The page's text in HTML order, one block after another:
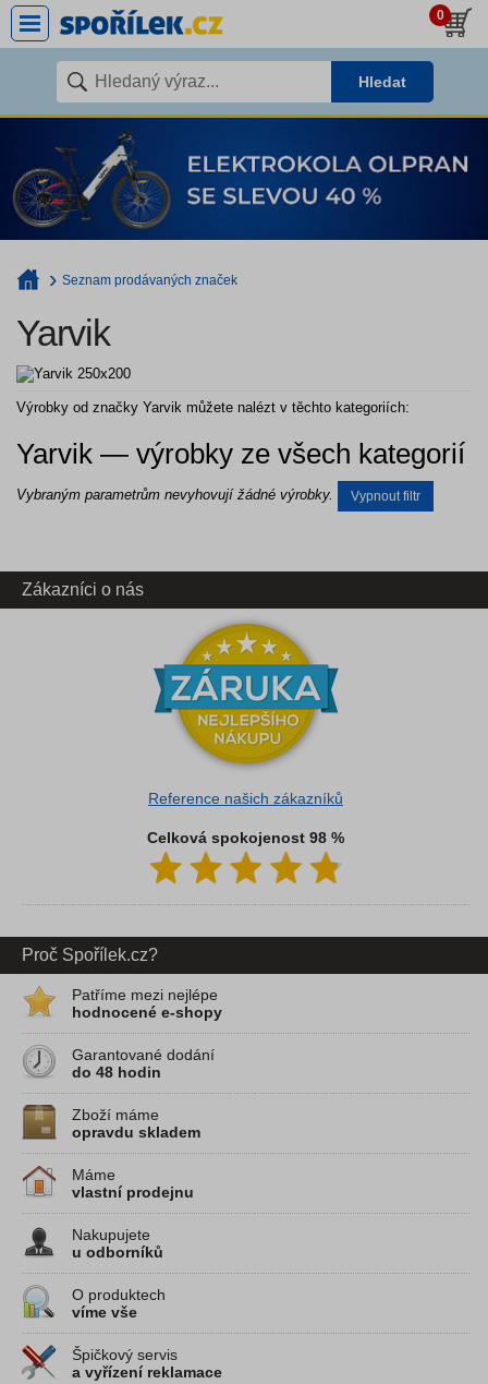
0
Hledat
Seznam prodávaných značek
Yarvik
Výrobky od značky Yarvik můžete nalézt v těchto kategoriích:
Yarvik — výrobky ze všech kategorií
Vybraným parametrům nevyhovují žádné výrobky. Vypnout filtr
Zákazníci o nás
Reference našich zákazníků
Celková spokojenost 98 %
Proč Spořílek.cz?
Patříme mezi nejlépe
hodnocené e-shopy
Garantované dodání
do 48 hodin
Zboží máme
opravdu skladem
Máme
vlastní prodejnu
Nakupujete
u odborníků
O produktech
víme vše
Špičkový servis
a vyřízení reklamace